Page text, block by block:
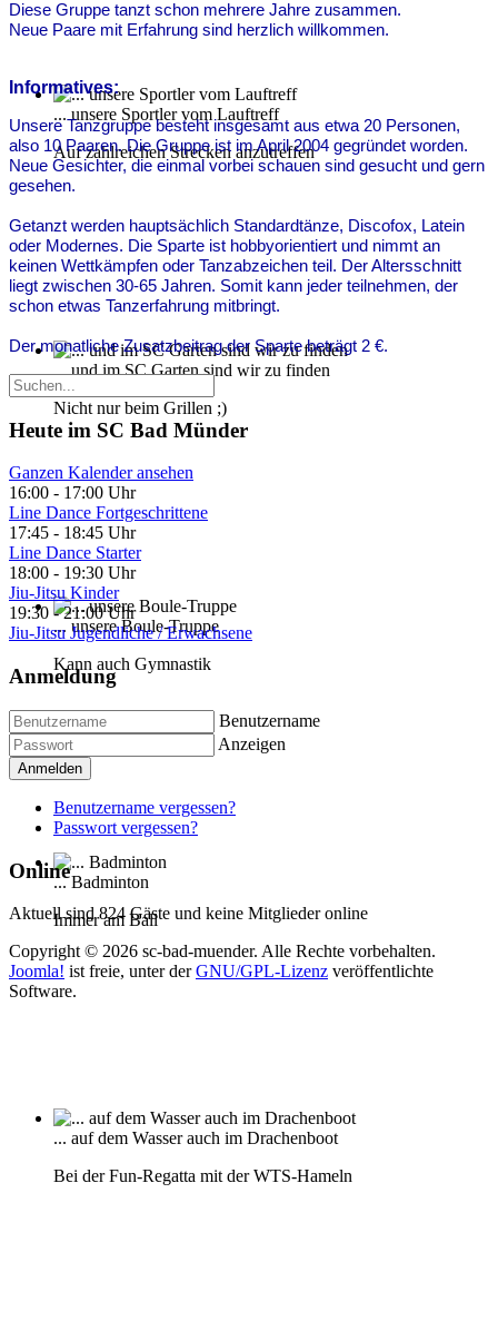
... unsere Sportler vom Lauftreff
Auf zahlreichen Strecken anzutreffen
... und im SC Garten sind wir zu finden
Nicht nur beim Grillen ;)
... unsere Boule-Truppe
Kann auch Gymnastik
... Badminton
Immer am Ball
... auf dem Wasser auch im Drachenboot
Bei der Fun-Regatta mit der WTS-Hameln
Diese Gruppe tanzt schon mehrere Jahre zusammen.
Neue Paare mit Erfahrung sind herzlich willkommen.
Informatives:
Unsere Tanzgruppe besteht insgesamt aus etwa 20 Personen,
also 10 Paaren. Die Gruppe ist im April 2004 gegründet worden.
Neue Gesichter, die einmal vorbei schauen sind gesucht und gern
gesehen.
Getanzt werden hauptsächlich Standardtänze, Discofox, Latein
oder Modernes. Die Sparte ist hobbyorientiert und nimmt an
keinen Wettkämpfen oder Tanzabzeichen teil. Der Altersschnitt
liegt zwischen 30-65 Jahren. Somit kann jeder teilnehmen, der
schon etwas Tanzerfahrung mitbringt.
Der monatliche Zusatzbeitrag der Sparte beträgt 2 €.
Heute im SC Bad Münder
Ganzen Kalender ansehen
16:00 - 17:00 Uhr
Line Dance Fortgeschrittene
17:45 - 18:45 Uhr
Line Dance Starter
18:00 - 19:30 Uhr
Jiu-Jitsu Kinder
19:30 -21:00 Uhr
Jiu-Jitsu Jugendliche / Erwachsene
Anmeldung
Benutzername
Anzeigen
Anmelden
Benutzername vergessen?
Passwort vergessen?
Online
Aktuell sind 824 Gäste und keine Mitglieder online
Copyright © 2026 sc-bad-muender. Alle Rechte vorbehalten.
Joomla! ist freie, unter derGNU/GPL-Lizenz veröffentlichte
Software.